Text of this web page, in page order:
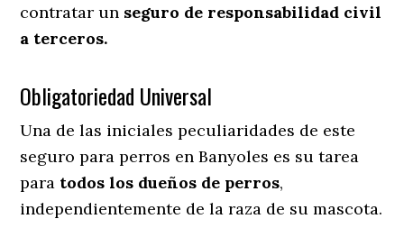
contratar un seguro de responsabilidad civil
a terceros.
Obligatoriedad Universal
Una de las iniciales peculiaridades de este
seguro para perros en Banyoles es su tarea
para todos los dueños de perros,
independientemente de la raza de su mascota.